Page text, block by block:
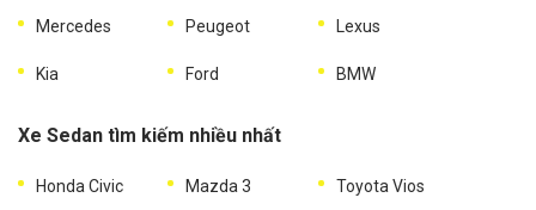
Mercedes Peugeot Lexus
Kia Ford BMW
Xe Sedan tìm kiếm nhiều nhất
Honda Civic Mazda 3 Toyota Vios